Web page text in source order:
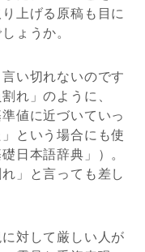
上げる原稿も目に
ょうか。
い切れないのです
れ」のように、
値に近づいていっ
という場合にも使
日本語辞典」）。
」と言っても差し
対して厳しい人が